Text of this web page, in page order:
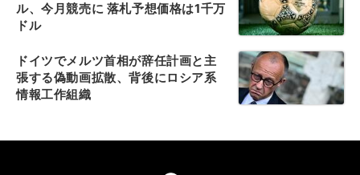
ル、今月競売に 落札予想価格は1千万
ドル
ドイツでメルツ首相が辞任計画と主
張する偽動画拡散、背後にロシア系
情報工作組織